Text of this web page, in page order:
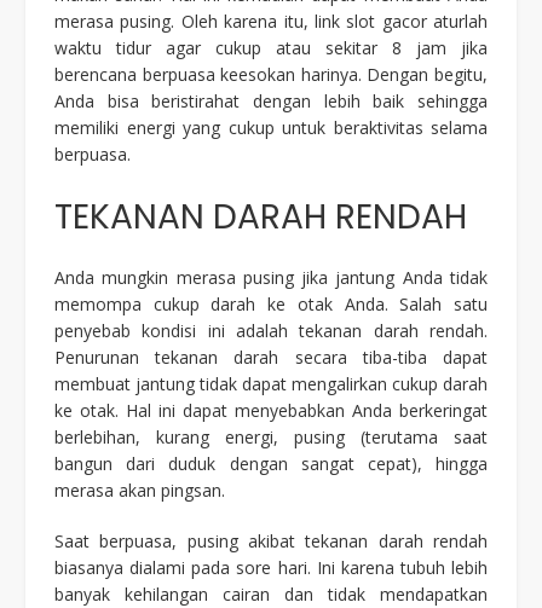
merasa pusing. Oleh karena itu, link slot gacoraturlah
waktu tidur agar cukup atau sekitar 8 jam jika
berencana berpuasa keesokan harinya. Dengan begitu,
Anda bisa beristirahat dengan lebih baik sehingga
memiliki energi yang cukup untuk beraktivitas selama
berpuasa.
TEKANAN DARAH RENDAH
Anda mungkin merasa pusing jika jantung Anda tidak
memompa cukup darah ke otak Anda. Salah satu
penyebab kondisi ini adalah tekanan darah rendah.
Penurunan tekanan darah secara tiba-tiba dapat
membuat jantung tidak dapat mengalirkan cukup darah
ke otak. Hal ini dapat menyebabkan Anda berkeringat
berlebihan, kurang energi, pusing (terutama saat
bangun dari duduk dengan sangat cepat), hingga
merasa akan pingsan.
Saat berpuasa, pusing akibat tekanan darah rendah
biasanya dialami pada sore hari. Ini karena tubuh lebih
banyak kehilangan cairan dan tidak mendapatkan